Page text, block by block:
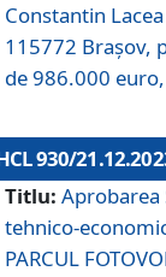
Constantin
115772 Brașov,
de 986.000
930/
Titlu: Aprobarea
tehnico-
PARCUL